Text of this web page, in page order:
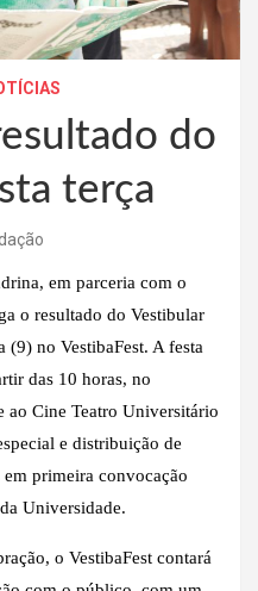
do
terça
em parceria com o
o resultado do Vestibular
no VestibaFest. A festa
das 10 horas, no
ao Cine Teatro Universitário
e distribuição de
primeira convocação
Universidade.
o VestibaFest contará